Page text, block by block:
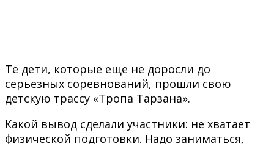
Те дети, которые еще не доросли до
серьезных соревнований, прошли свою
детскую трассу «Тропа Тарзана».
Какой вывод сделали участники: не хватает
физической подготовки. Надо заниматься,